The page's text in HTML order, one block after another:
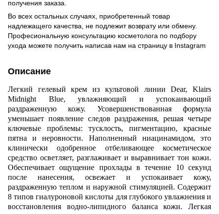
получения заказа.
Во всех остальных случаях, приобретенный товар
надлежащего качества, не подлежит возврату или обмену.
Професиональную консультацию косметолога по подбору
ухода можете получить написав нам на страницу в Instagram
Описание
Легкий гелевый крем из культовой линии Dear, Klairs
Midnight Blue, увлажняющий и успокаивающий
раздраженную кожу. Усовершенствованная формула
уменьшает появление следов раздражения, решая четыре
ключевые проблемы: тусклость, пигментацию, красные
пятна и неровности. Наполненный ниацинамидом, это
клинически одобренное отбеливающее косметическое
средство осветляет, разглаживает и выравнивает тон кожи.
Обеспечивает ощущение прохлады в течение 10 секунд
после нанесения, освежает и успокаивает кожу,
раздраженную теплом и наружной стимуляцией. Содержит
8 типов гиалуроновой кислоты для глубокого увлажнения и
восстановления водно-липидного баланса кожи. Легкая